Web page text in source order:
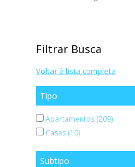
Filtrar Busca
Voltar à lista completa
Tipo
Apartamentos (209)
Casas (10)
Subtipo